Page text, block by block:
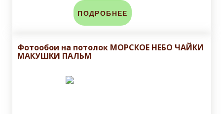
ПОДРОБНЕЕ
Фотообои на потолок МОРСКОЕ НЕБО ЧАЙКИ
МАКУШКИ ПАЛЬМ